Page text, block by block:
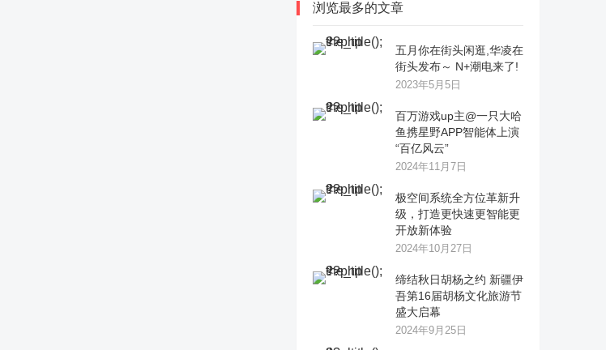
浏览最多的文章
五月你在街头闲逛,华凌在
街头发布～ N+潮电来了!
2023年5月5日
百万游戏up主@一只大哈
鱼携星野APP智能体上演
“百亿风云”
2024年11月7日
极空间系统全方位革新升
级，打造更快速更智能更
开放新体验
2024年10月27日
缔结秋日胡杨之约 新疆伊
吾第16届胡杨文化旅游节
盛大启幕
2024年9月25日